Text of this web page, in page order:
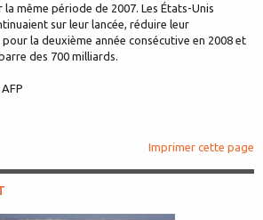
même période de 2007. Les États-Unis
sur leur lancée, réduire leur
la deuxième année consécutive en 2008 et
des 700 milliards.
Imprimer cette page